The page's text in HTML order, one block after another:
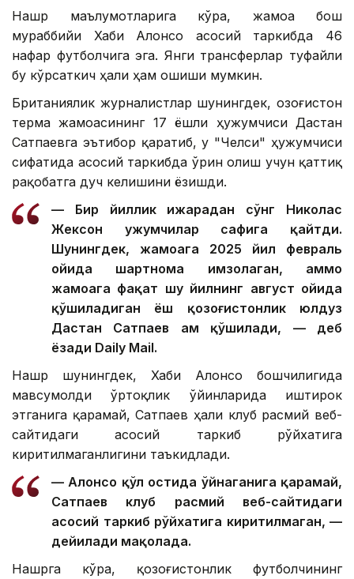
Нашр маълумотларига кўра, жамоа бош
мураббийи Хаби Алонсо асосий таркибда 46
нафар футболчига эга. Янги трансферлар туфайли
бу кўрсаткич ҳали ҳам ошиши мумкин.
Британиялик журналистлар шунингдек, Қозоғистон
терма жамоасининг 17 ёшли ҳужумчиси Дастан
Сатпаевга эътибор қаратиб, у "Челси" ҳужумчиси
сифатида асосий таркибда ўрин олиш учун қаттиқ
рақобатга дуч келишини ёзишди.
— Бир йиллик ижарадан сўнг Николас
Жексон ҳужумчилар сафига қайтди.
Шунингдек, жамоага 2025 йил февраль
ойида шартнома имзолаган, аммо
жамоага фақат шу йилнинг август ойида
қўшиладиган ёш қозоғистонлик юлдуз
Дастан Сатпаев ҳам қўшилади, — деб
ёзади Daily Mail.
Нашр шунингдек, Хаби Алонсо бошчилигида
мавсумолди ўртоқлик ўйинларида иштирок
этганига қарамай, Сатпаев ҳали клуб расмий веб-
сайтидаги асосий таркиб рўйхатига
киритилмаганлигини таъкидлади.
— Алонсо қўл остида ўйнаганига қарамай,
Сатпаев клуб расмий веб-сайтидаги
асосий таркиб рўйхатига киритилмаган, —
дейилади мақолада.
Нашрга кўра, қозоғистонлик футболчининг